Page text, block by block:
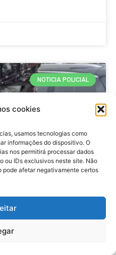
cookies
usamos tecnologias como
informações do dispositivo. O
nos permitirá processar dados
ou IDs exclusivos neste site. Não
pode afetar negativamente certos
NOTICIA POLICIAL
suspeito de
Rodrigo presta